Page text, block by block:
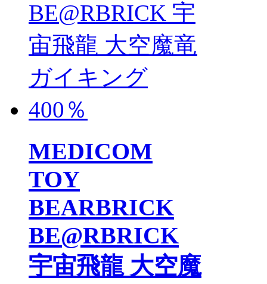
MEDICOM
TOY
BEARBRICK
BE@RBRICK
宇宙飛龍 大空魔